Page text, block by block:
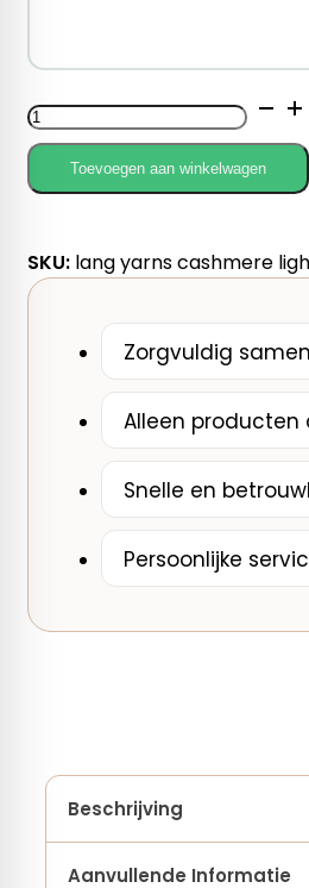
Lang
Yarns
Cashmere
Light
Toevoegen aan winkelwagen
SKU: lang yarns cashmere
Zorgvuldig
Alleen producten
Snelle en
Persoonlijke
Beschrijving
Aanvullende Informatie